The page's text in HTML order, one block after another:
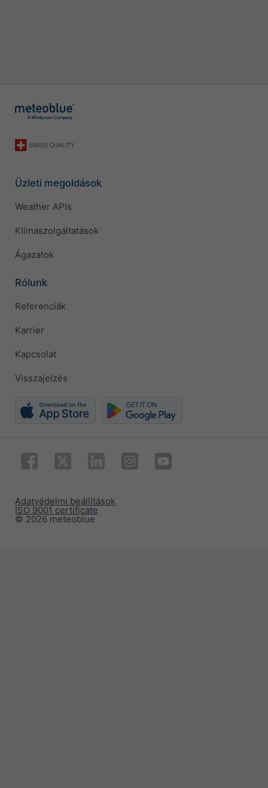
Üzleti megoldások
Weather APIs
Klímaszolgáltatások
Ágazatok
Rólunk
Referenciák
Karrier
Kapcsolat
Visszajelzés
© 2026 meteoblue
ISO 9001 certificate
Adatvédelmi beállítások